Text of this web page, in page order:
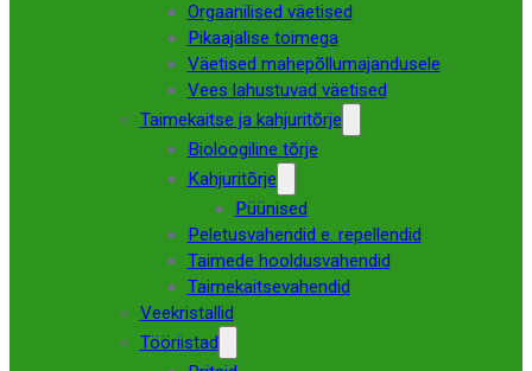
Orgaanilised väetised
Pikaajalise toimega
Väetised mahepõllumajandusele
Vees lahustuvad väetised
Taimekaitse ja kahjuritõrje
Bioloogiline tõrje
Kahjuritõrje
Püünised
Peletusvahendid e. repellendid
Taimede hooldusvahendid
Taimekaitsevahendid
Veekristallid
Tööriistad